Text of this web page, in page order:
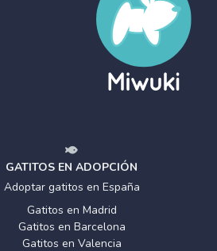
GATITOS EN ADOPCIÓN
Adoptar gatitos en España
Gatitos en Madrid
Gatitos en Barcelona
Gatitos en Valencia